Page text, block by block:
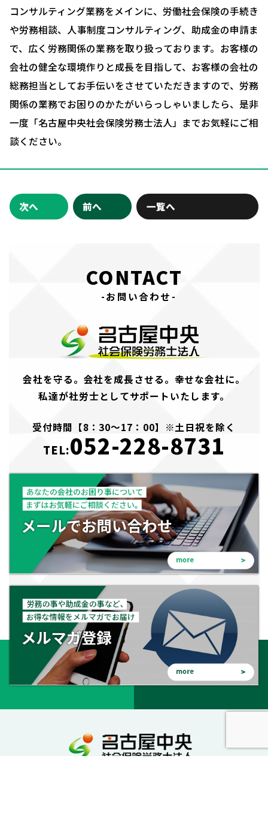
ブログ＆ニュース
会社概要
お問い合わせ・相談予約
コンサルティング業務をメインに、労働社会保険の手続き
や労務相談、人事制度コンサルティング、助成金の申請ま
で、広く労務関係の業務を取り扱っております。お客様の
会社の健全な環境作りと成長を目指して、お客様の会社の
総務担当としてお手伝いをさせていただきますので、労務
関係の業務でお困りのかたがいらっしゃいましたら、是非
一度「名古屋中央社会保険労務士法人」までお気軽にご相
談ください。
次へ 前へ 一覧へ
CONTACT
-お問い合わせ-
会社を守る。会社を成長させる。幸せな会社に。
私達が社労士としてサポートいたします。
受付時間【8：30～17：00】※土日祝を除く
TEL:052-228-8731